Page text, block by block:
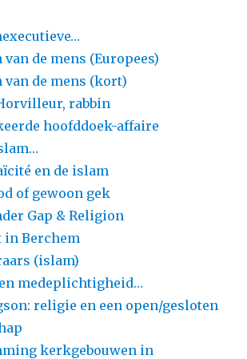
van de mens (Europees)
van de mens (kort)
rabbin
hoofddoek-affaire
en de islam
of gewoon gek
Gap & Religion
in Berchem
(islam)
medeplichtigheid…
religie en een open/gesloten
kerkgebouwen in